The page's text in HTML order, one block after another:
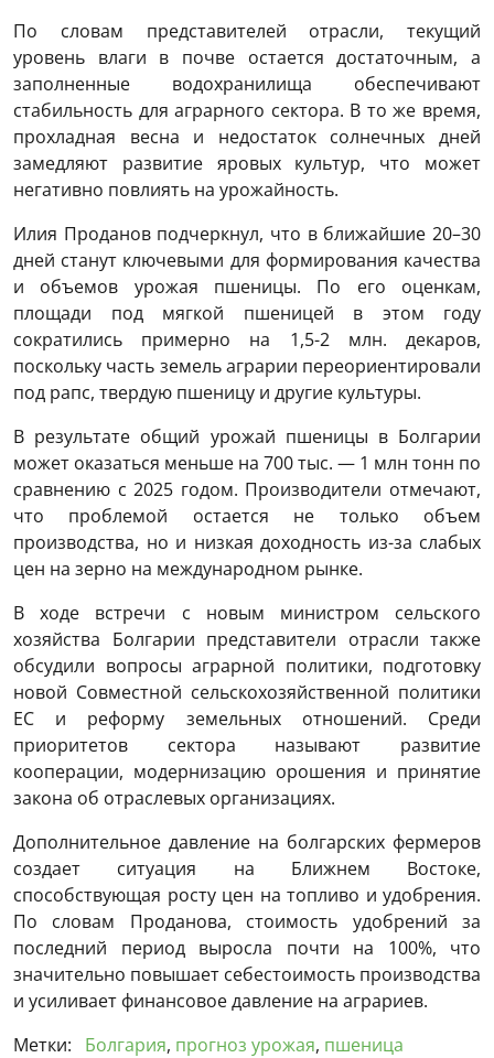
По словам представителей отрасли, текущий
уровень влаги в почве остается достаточным, а
заполненные водохранилища обеспечивают
стабильность для аграрного сектора. В то же время,
прохладная весна и недостаток солнечных дней
замедляют развитие яровых культур, что может
негативно повлиять на урожайность.
Илия Проданов подчеркнул, что в ближайшие 20–30
дней станут ключевыми для формирования качества
и объемов урожая пшеницы. По его оценкам,
площади под мягкой пшеницей в этом году
сократились примерно на 1,5-2 млн. декаров,
поскольку часть земель аграрии переориентировали
под рапс, твердую пшеницу и другие культуры.
В результате общий урожай пшеницы в Болгарии
может оказаться меньше на 700 тыс. — 1 млн тонн по
сравнению с 2025 годом. Производители отмечают,
что проблемой остается не только объем
производства, но и низкая доходность из-за слабых
цен на зерно на международном рынке.
В ходе встречи с новым министром сельского
хозяйства Болгарии представители отрасли также
обсудили вопросы аграрной политики, подготовку
новой Совместной сельскохозяйственной политики
ЕС и реформу земельных отношений. Среди
приоритетов сектора называют развитие
кооперации, модернизацию орошения и принятие
закона об отраслевых организациях.
Дополнительное давление на болгарских фермеров
создает ситуация на Ближнем Востоке,
способствующая росту цен на топливо и удобрения.
По словам Проданова, стоимость удобрений за
последний период выросла почти на 100%, что
значительно повышает себестоимость производства
и усиливает финансовое давление на аграриев.
Метки:
Болгария, прогноз урожая, пшеница